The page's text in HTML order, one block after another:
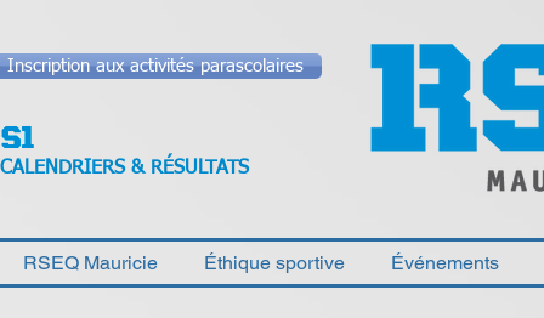
Inscription aux activités parascolaires
CALENDRIERS & RÉSULTATS
RSEQ Mauricie Éthique sportive Événements